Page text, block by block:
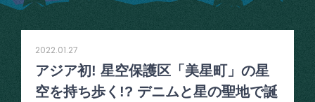
2022.01.27
アジア初! 星空保護区「美星町」の星
空を持ち歩く!? デニムと星の聖地で誕